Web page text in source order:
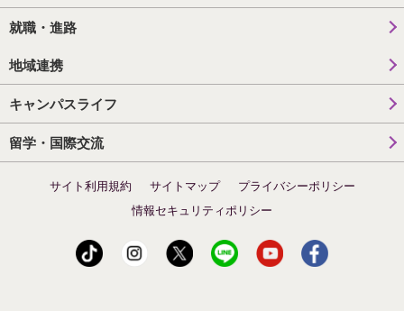
就職・進路
地域連携
キャンパスライフ
留学・国際交流
サイト利用規約 サイトマップ
プライバシーポリシー
情報セキュリティポリシー